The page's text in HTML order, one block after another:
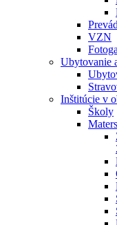
VZN
Ubytovanie
Inštitúcie v
Školy